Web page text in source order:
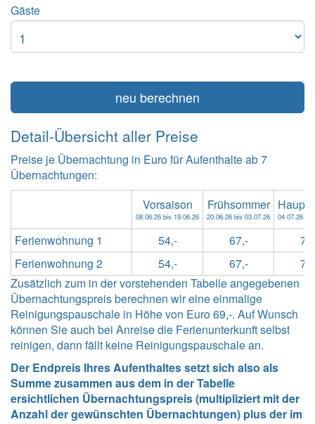
Gäste
neu berechnen
Detail-Übersicht aller Preise
Preise je Übernachtung in Euro für Aufenthalte ab 7
Übernachtungen:
Ferienwohnung 1
Ferienwohnung 2
Vorsaison
08.06.26 bis 19.06.26
Frühsommer
20.06.26 bis 03.07.26 04.07.26
54,- 67,-
54,-
67,-
Zusätzlich zum in der vorstehenden Tabelle angegebenen
Übernachtungspreis berechnen wir eine einmalige
Reinigungspauschale in Höhe von Euro 69,-. Auf Wunsch
können Sie auch bei Anreise die Ferienunterkunft selbst
reinigen, dann fällt keine Reinigungspauschale an.
Der Endpreis Ihres Aufenthaltes setzt sich also als
Summe zusammen aus dem in der Tabelle
ersichtlichen Übernachtungspreis (multipliziert mit der
Anzahl der gewünschten Übernachtungen) plus der im